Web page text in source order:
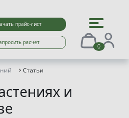
прайс-лист
расчет 0
Статьи
и